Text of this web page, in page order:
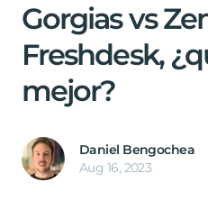
Gorgias vs
Freshdesk,
mejor?
Daniel Bengochea
Aug 16, 2023